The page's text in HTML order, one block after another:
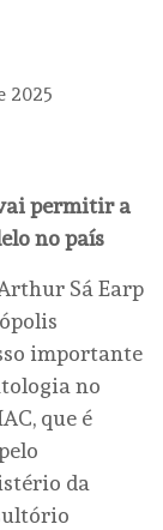
2025
permitir a
no país
Sá Earp
importante
no
que é
da